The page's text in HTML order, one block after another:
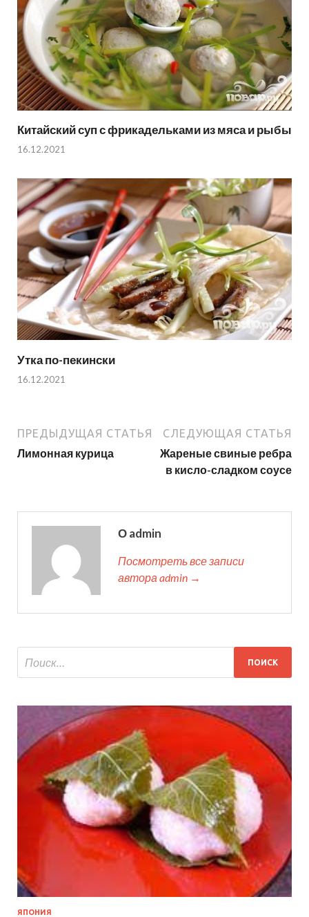
Китайский суп с фрикадельками из мяса и рыбы
16.12.2021
Утка по-пекински
16.12.2021
ПРЕДЫДУЩАЯ СТАТЬЯ
Лимонная курица
СЛЕДУЮЩАЯ СТАТЬЯ
Жареные свиные ребра
в кисло-сладком соусе
О admin
Посмотреть все записи
автора admin →
ЯПОНИЯ